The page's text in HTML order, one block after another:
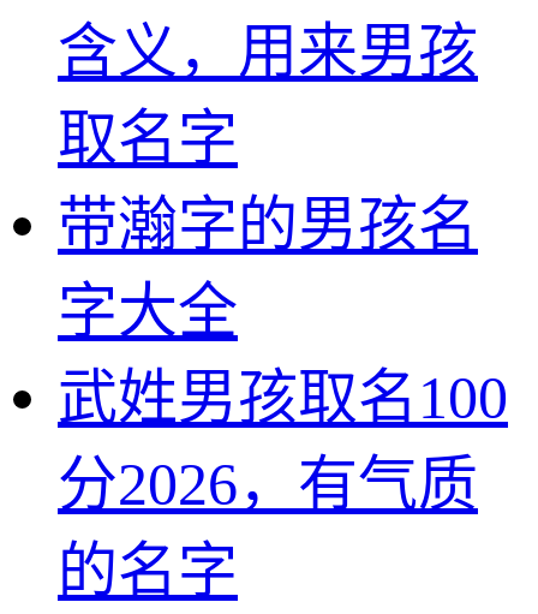
含义，用来男孩
取名字
带瀚字的男孩名
字大全
武姓男孩取名100
分2026，有气质
的名字